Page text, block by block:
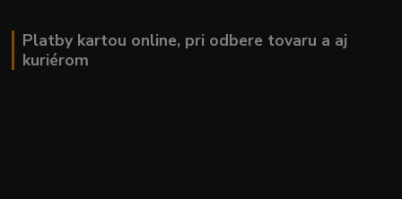
Platby kartou online, pri odbere tovaru a aj
kuriérom